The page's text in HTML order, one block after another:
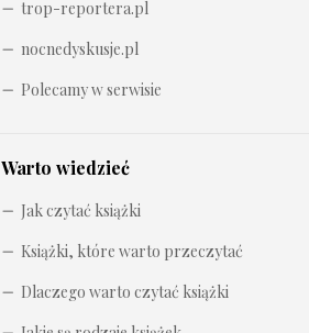
trop-reportera.pl
nocnedyskusje.pl
Polecamy w serwisie
Warto wiedzieć
Jak czytać książki
Książki, które warto przeczytać
Dlaczego warto czytać książki